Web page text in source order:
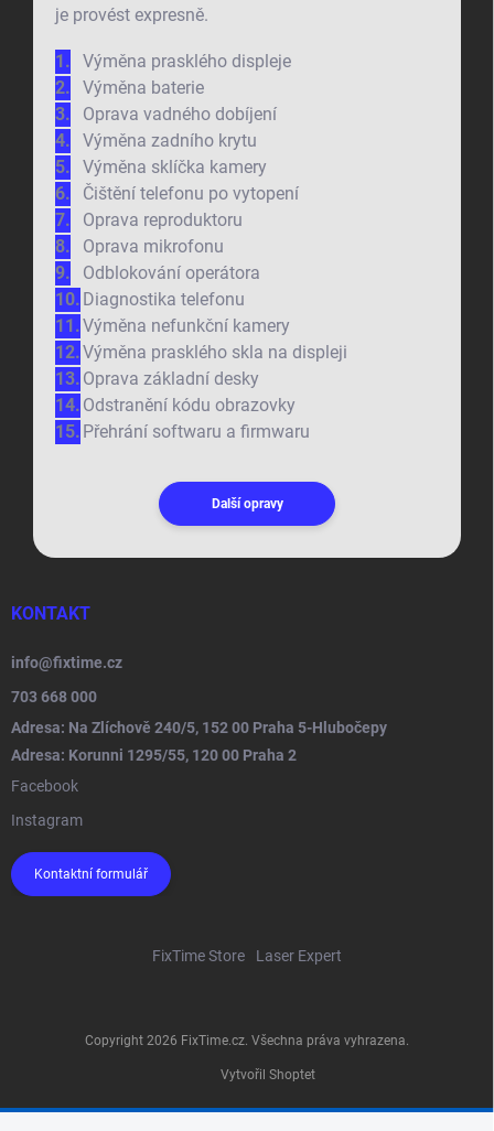
je provést expresně.
Výměna prasklého displeje
Výměna baterie
Oprava vadného dobíjení
Výměna zadního krytu
Výměna sklíčka kamery
Čištění telefonu po vytopení
Oprava reproduktoru
Oprava mikrofonu
Odblokování operátora
Diagnostika telefonu
Výměna nefunkční kamery
Výměna prasklého skla na displeji
Oprava základní desky
Odstranění kódu obrazovky
Přehrání softwaru a firmwaru
Další opravy
KONTAKT
info@fixtime.cz
703 668 000
Adresa: Na Zlíchově 240/5, 152 00 Praha 5-Hlubočepy
Adresa: Korunni 1295/55, 120 00 Praha 2
Facebook
Instagram
Kontaktní formulář
FixTime Store Laser Expert
Vytvořil Shoptet
Copyright 2026 FixTime.cz . Všechna práva vyhrazena.